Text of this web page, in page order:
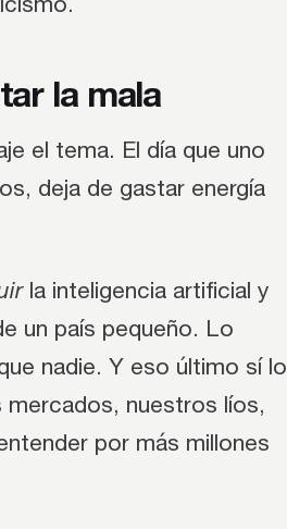
la mala
el tema. El día que uno
deja de gastar energía
la inteligencia artificial y
un país pequeño. Lo
nadie. Y eso último sí lo
nuestros líos,
por más millones